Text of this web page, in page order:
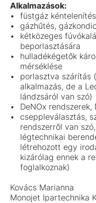
Alkalmazások:
füstgáz
gázhűtés,
kétközeges
beporlasztására
hulladékégetők
mérséklése
porlasztva szárítás
alkalmazás, de a
lándzsáról van szó)
DeNOx
cseppleválasztás,
rendszerről van
légtechnikai
létrehozott egy
kizárólag ennek a
foglalkoznak)
Kovács Marianna
Monojet Ipartechnika